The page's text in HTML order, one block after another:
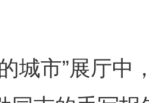
市”展厅中